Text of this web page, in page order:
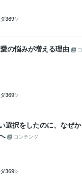
369✨
の悩みが増える理由
コ
369✨
選択をしたのに、なぜか
コンテンツ
369✨